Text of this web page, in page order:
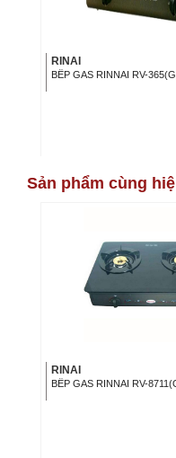
RINAI
BẾP GAS RINNAI RV-
Sản phẩm cùng
RINAI
BẾP GAS RINNAI RV-